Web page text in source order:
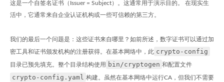
这是一个自签名证书（Issuer = Subject）。这通常用于演示目的。 在现实生
活中，它通常来自企业认证机构或一些可信赖的第三方。
我们的最后一个问题是：这些证书来自哪里？如前所述，数字证书可以通过加
密工具和证书颁发机构的注册获得。在基本网络中，此 crypto-config
目录已预先填充。整个目录结构使用 bin/cryptogen 和配置文件
crypto-config.yaml 构建。虽然在基本网络中运行CA，但我们不需要